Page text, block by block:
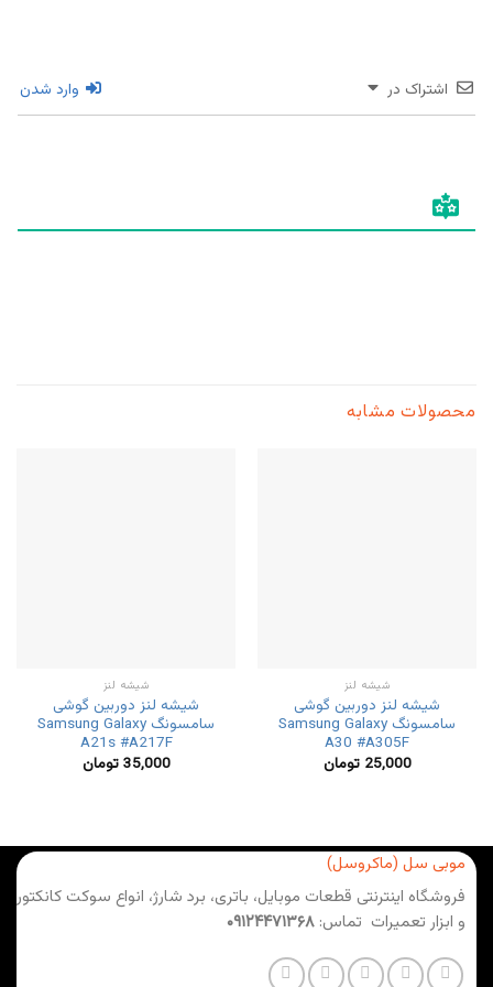
اشتراک در وارد شدن
محصولات مشابه
شیشه لنز
شیشه لنز دوربین گوشی
سامسونگ Samsung Galaxy
A30 #A305F
25,000 تومان
شیشه لنز
شیشه لنز دوربین گوشی
سامسونگ Samsung Galaxy
A21s #A217F
35,000 تومان
موبی سل (ماکروسل)
فروشگاه اینترنتی قطعات موبایل، باتری، برد شارژ، انواع سوکت کانکتور
و ابزار تعمیرات تماس: ۰۹۱۲۴۴۷۱۳۶۸